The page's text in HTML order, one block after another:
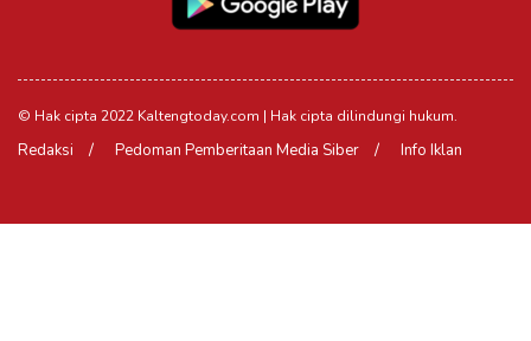
© Hak cipta 2022 Kaltengtoday.com | Hak cipta dilindungi hukum.
Redaksi Pedoman Pemberitaan Media Siber Info Iklan